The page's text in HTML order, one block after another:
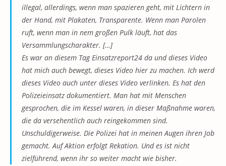
illegal, allerdings, wenn man spazieren geht, mit Lichtern in
der Hand, mit Plakaten, Transparente. Wenn man Parolen
ruft, wenn man in nem großen Pulk läuft, hat das
Versammlungscharakter. […]
Es war an diesem Tag Einsatzreport24 da und dieses Video
hat mich auch bewegt, dieses Video hier zu machen. Ich werd
dieses Video auch unter dieses Video verlinken. Es hat den
Polizeieinsatz dokumentiert. Man hat mit Menschen
gesprochen, die im Kessel waren, in dieser Maßnahme waren,
die da versehentlich auch reingekommen sind.
Unschuldigerweise. Die Polizei hat in meinen Augen ihren Job
gemacht. Auf Aktion erfolgt Rekation. Und es ist nicht
zielführend, wenn ihr so weiter macht wie bisher.